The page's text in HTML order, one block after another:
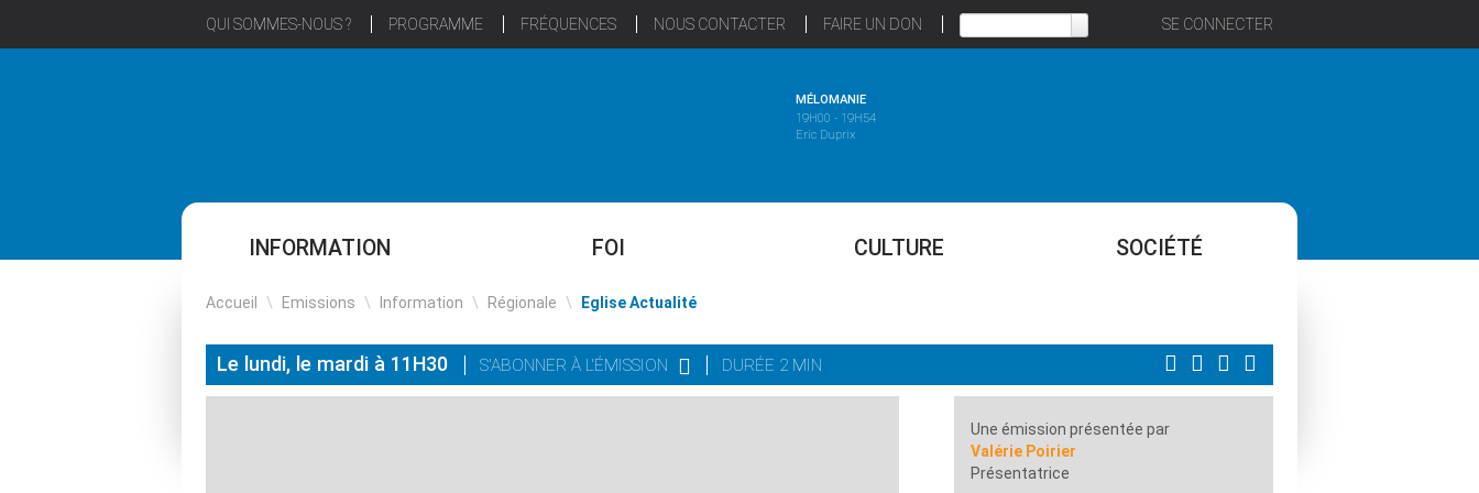
QUI SOMMES-NOUS ? PROGRAMME FRÉQUENCES NOUS CONTACTER FAIRE UN DON SE CONNECTER
MÉLOMANIE
19H00 - 19H54
Eric Duprix
INFORMATION FOI CULTURE SOCIÉTÉ
Accueil \ Emissions \ Information \ Régionale \ Eglise Actualité
Le lundi, le mardi à 11H30 S'ABONNER À L'ÉMISSION DURÉE 2 MIN
Une émission présentée par
Valérie Poirier
Présentatrice